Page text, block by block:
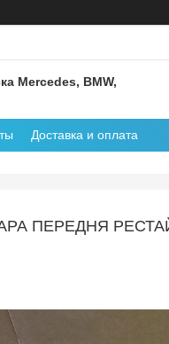
Mercedes, BMW,
Доставка и оплата
ПЕРЕДНЯ